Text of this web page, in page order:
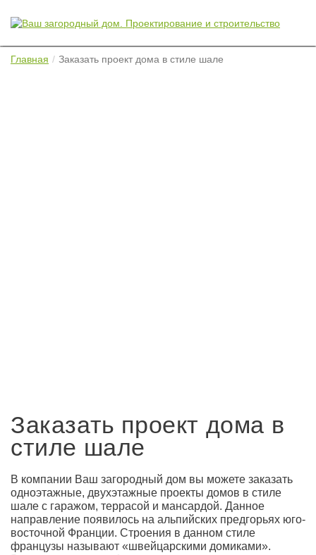
Главная Заказать проект дома в стиле шале
Заказать проект дома в
стиле шале
В компании Ваш загородный дом вы можете заказать
одноэтажные, двухэтажные проекты домов в стиле
шале с гаражом, террасой и мансардой. Данное
направление появилось на альпийских предгорьях юго-
восточной Франции. Строения в данном стиле
французы называют «швейцарскими домиками».